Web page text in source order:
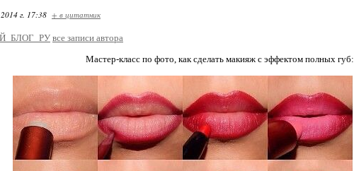
г. 17:38 + в цитатник
все записи автора
Мастер-класс по фото, как сделать макияж с эффектом полных губ: